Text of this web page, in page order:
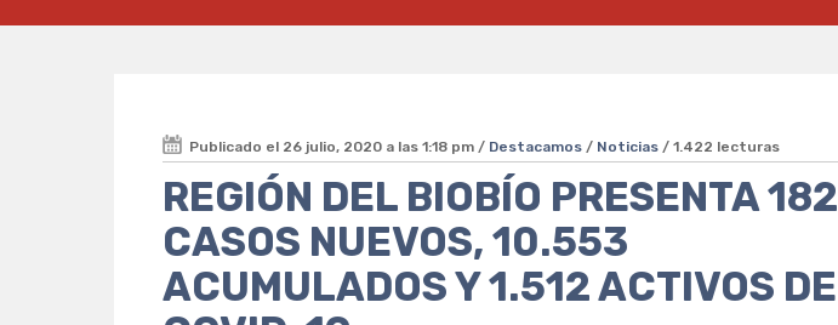
Publicado el 26 julio, 2020 a las 1:18 pm / Destacamos / Noticias / 1.422 lecturas
REGIÓN DEL BIOBÍO PRESENTA 182
CASOS NUEVOS, 10.553
ACUMULADOS Y 1.512 ACTIVOS DE